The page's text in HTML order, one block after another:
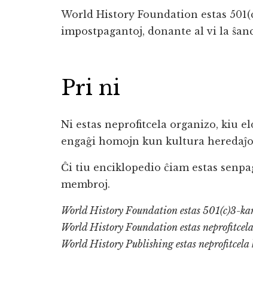
World History Foundation estas
impostpagantoj, donante al vi la
Pri ni
Ni estas neprofitcela organizo, kiu
engaĝi homojn kun kultura
Ĉi tiu enciklopedio ĉiam estas
membroj.
World History Foundation estas 501(c)3-
World History Foundation estas
World History Publishing estas